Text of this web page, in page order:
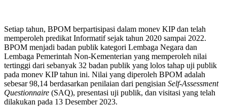
Setiap tahun, BPOM berpartisipasi dalam monev KIP dan telah
memperoleh predikat Informatif sejak tahun 2020 sampai 2022.
BPOM menjadi badan publik kategori Lembaga Negara dan
Lembaga Pemerintah Non-Kementerian yang memperoleh nilai
tertinggi dari sebanyak 32 badan publik yang lolos tahap uji publik
pada monev KIP tahun ini. Nilai yang diperoleh BPOM adalah
sebesar 98,14 berdasarkan penilaian dari pengisian Self-Assessment
Questionnaire (SAQ), presentasi uji publik, dan visitasi yang telah
dilakukan pada 13 Desember 2023.